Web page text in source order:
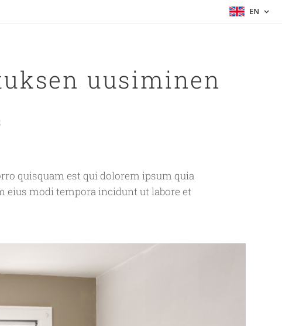
EN
uusiminen
quisquam est qui dolorem ipsum quia
eius modi tempora incidunt ut labore et